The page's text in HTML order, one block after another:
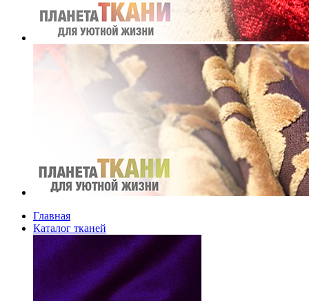
Главная
Каталог тканей